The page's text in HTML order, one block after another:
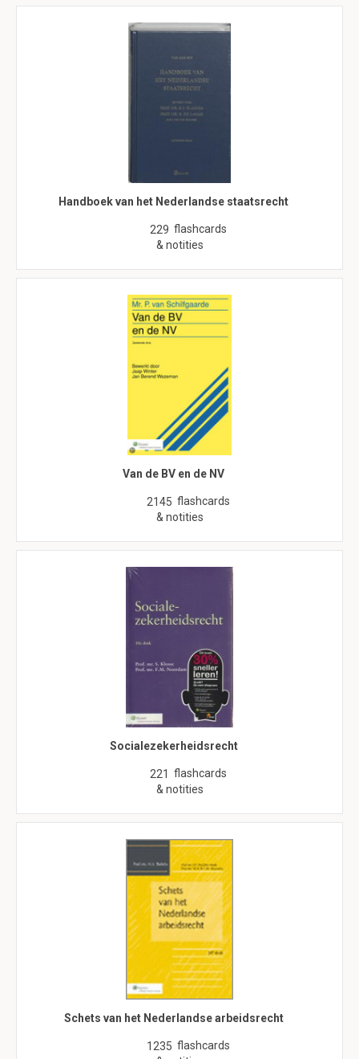
Handboek van het Nederlandse staatsrecht
229 flashcards
& notities
Van de BV en de NV
2145 flashcards
& notities
Socialezekerheidsrecht
221 flashcards
& notities
Schets van het Nederlandse arbeidsrecht
1235 flashcards